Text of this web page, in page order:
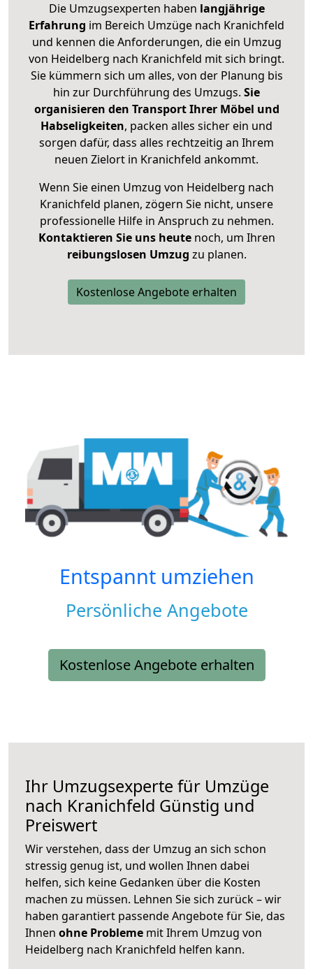
Die Umzugsexperten haben langjährige
Erfahrung im Bereich Umzüge nach Kranichfeld
und kennen die Anforderungen, die ein Umzug
von Heidelberg nach Kranichfeld mit sich bringt.
Sie kümmern sich um alles, von der Planung bis
hin zur Durchführung des Umzugs. Sie
organisieren den Transport Ihrer Möbel und
Habseligkeiten, packen alles sicher ein und
sorgen dafür, dass alles rechtzeitig an Ihrem
neuen Zielort in Kranichfeld ankommt.
Wenn Sie einen Umzug von Heidelberg nach
Kranichfeld planen, zögern Sie nicht, unsere
professionelle Hilfe in Anspruch zu nehmen.
Kontaktieren Sie uns heutenoch, um Ihren
reibungslosen Umzug zu planen.
Kostenlose Angebote erhalten
Entspannt umziehen
Persönliche Angebote
Kostenlose Angebote erhalten
Ihr Umzugsexperte für Umzüge
nach Kranichfeld Günstig und
Preiswert
Wir verstehen, dass der Umzug an sich schon
stressig genug ist, und wollen Ihnen dabei
helfen, sich keine Gedanken über die Kosten
machen zu müssen. Lehnen Sie sich zurück – wir
haben garantiert passende Angebote für Sie, das
Ihnen ohne Probleme mit Ihrem Umzug von
Heidelberg nach Kranichfeld helfen kann.